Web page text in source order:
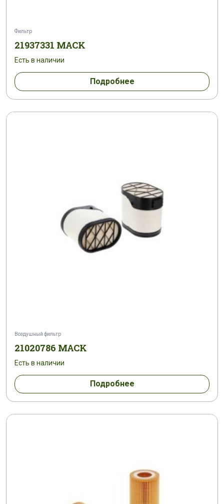
Фильтр
21937331 MACK
Есть в наличии
Подробнее
Воздушный фильтр
21020786 MACK
Есть в наличии
Подробнее